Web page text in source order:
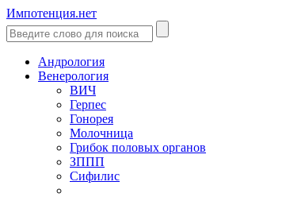
Импотенция.нет
Андрология
Венерология
ВИЧ
Герпес
Гонорея
Молочница
Грибок половых органов
ЗППП
Сифилис